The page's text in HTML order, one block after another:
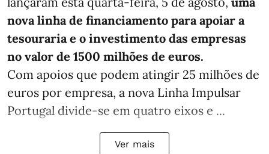
nova linha de financiamento para apoiar a
tesouraria e o investimento das empresas
no valor de 1500 milhões de euros.
Com apoios que podem atingir 25 milhões de
euros por empresa, a nova Linha Impulsar
Portugal divide-se em quatro eixos e ...
Ver mais